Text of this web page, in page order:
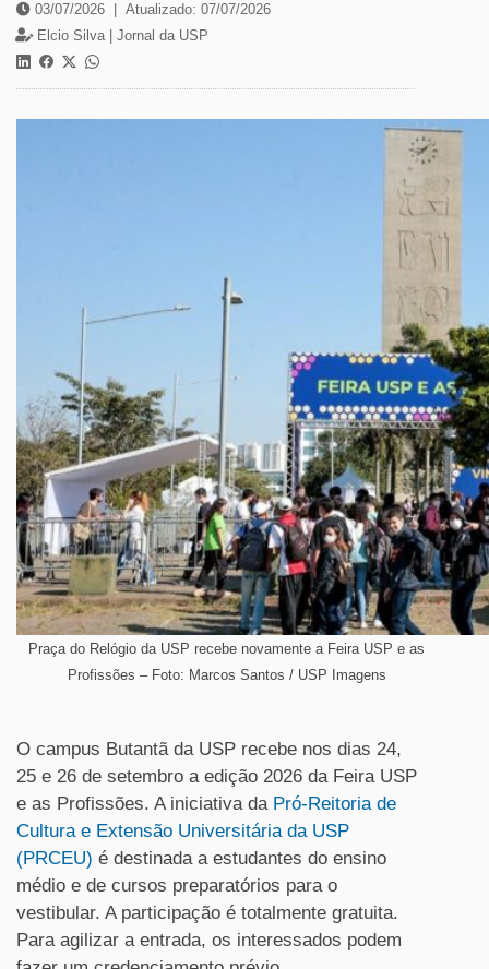
03/07/2026
Atualizado: 07/07/2026
Elcio Silva | Jornal da USP
Praça do Relógio da USP recebe novamente a Feira USP e as
Profissões – Foto: Marcos Santos / USP Imagens
O campus Butantã da USP recebe nos dias 24,
25 e 26 de setembro a edição 2026 da Feira USP
e as Profissões. A iniciativa da Pró-Reitoria de
Cultura e Extensão Universitária da USP
(PRCEU) é destinada a estudantes do ensino
médio e de cursos preparatórios para o
vestibular. A participação é totalmente gratuita.
Para agilizar a entrada, os interessados podem